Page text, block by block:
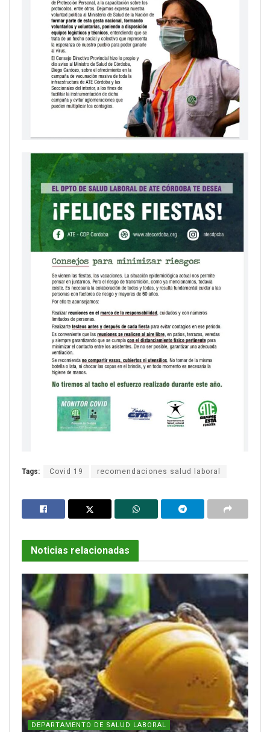
Tags: Covid 19 recomendaciones salud laboral
Noticias relacionadas
DEPARTAMENTO DE SALUD LABORAL